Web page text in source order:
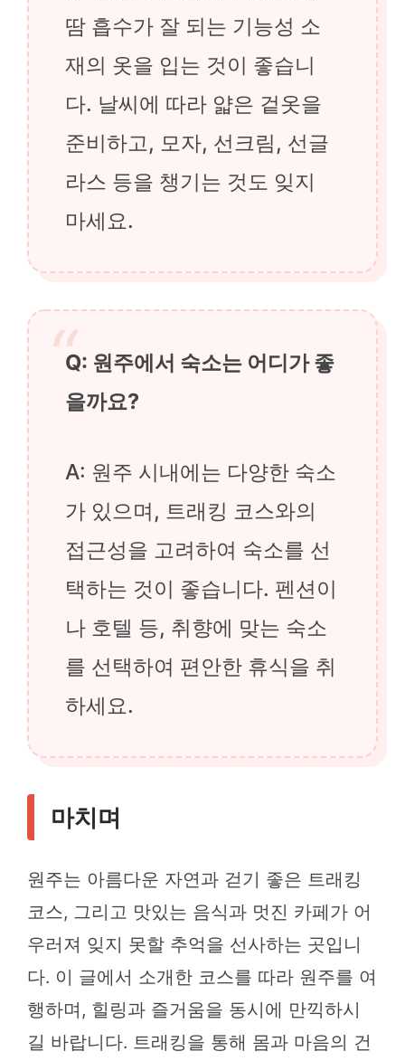
땀 흡수가 잘 되는 기능성 소
재의 옷을 입는 것이 좋습니
다. 날씨에 따라 얇은 겉옷을
준비하고, 모자, 선크림, 선글
라스 등을 챙기는 것도 잊지
마세요.
Q: 원주에서 숙소는 어디가 좋
을까요?
A: 원주 시내에는 다양한 숙소
가 있으며, 트래킹 코스와의
접근성을 고려하여 숙소를 선
택하는 것이 좋습니다. 펜션이
나 호텔 등, 취향에 맞는 숙소
를 선택하여 편안한 휴식을 취
하세요.
마치며
원주는 아름다운 자연과 걷기 좋은 트래킹
코스, 그리고 맛있는 음식과 멋진 카페가 어
우러져 잊지 못할 추억을 선사하는 곳입니
다. 이 글에서 소개한 코스를 따라 원주를 여
행하며, 힐링과 즐거움을 동시에 만끽하시
길 바랍니다. 트래킹을 통해 몸과 마음의 건